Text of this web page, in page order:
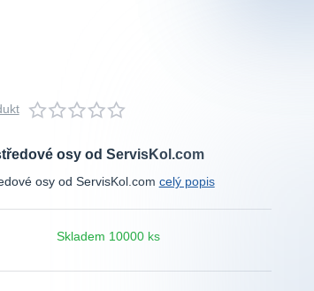
osy od ServisKol.com
osy od ServisKol.com celý popis
Skladem 10000 ks